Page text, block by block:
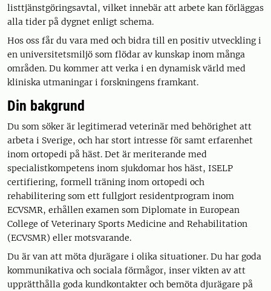
listtjänstgöringsavtal, vilket innebär att arbete kan förläggas
alla tider på dygnet enligt schema.
Hos oss får du vara med och bidra till en positiv utveckling i
en universitetsmiljö som flödar av kunskap inom många
områden. Du kommer att verka i en dynamisk värld med
kliniska utmaningar i forskningens framkant.
Din bakgrund
Du som söker är legitimerad veterinär med behörighet att
arbeta i Sverige, och har stort intresse för samt erfarenhet
inom ortopedi på häst. Det är meriterande med
specialistkompetens inom sjukdomar hos häst, ISELP
certifiering, formell träning inom ortopedi och
rehabilitering som ett fullgjort residentprogram inom
ECVSMR, erhållen examen som Diplomate in European
College of Veterinary Sports Medicine and Rehabilitation
(ECVSMR) eller motsvarande.
Du är van att möta djurägare i olika situationer. Du har goda
kommunikativa och sociala förmågor, inser vikten av att
upprätthålla goda kundkontakter och bemöta djurägare på